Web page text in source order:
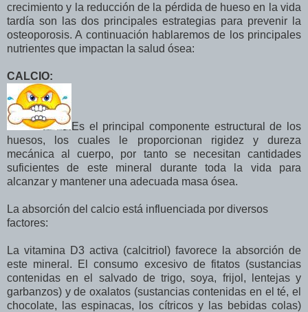
crecimiento y la reducción de la pérdida de hueso en la vida
tardía son las dos principales estrategias para prevenir la
osteoporosis. A continuación hablaremos de los principales
nutrientes que impactan la salud ósea:
CALCIO:
Es el principal componente estructural de los
huesos, los cuales le proporcionan rigidez y dureza
mecánica al cuerpo, por tanto se necesitan cantidades
suficientes de este mineral durante toda la vida para
alcanzar y mantener una adecuada masa ósea.
La absorción del calcio está influenciada por diversos
factores:
La vitamina D3 activa (calcitriol) favorece la absorción de
este mineral. El consumo excesivo de fitatos (sustancias
contenidas en el salvado de trigo, soya, frijol, lentejas y
garbanzos) y de oxalatos (sustancias contenidas en el té, el
chocolate, las espinacas, los cítricos y las bebidas colas)